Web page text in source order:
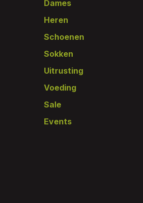
Dames
Heren
Schoenen
Sokken
Uitrusting
Voeding
Sale
Events